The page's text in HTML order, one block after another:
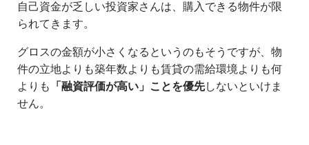
自己資金が乏しい投資家さんは、購入できる物件が限
られてきます。
グロスの金額が小さくなるというのもそうですが、物
件の立地よりも築年数よりも賃貸の需給環境よりも何
よりも
「融資評価が高い」ことを優先しないといけま
せん。